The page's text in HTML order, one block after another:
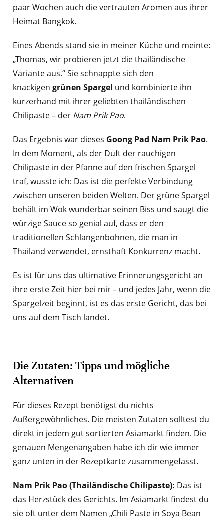
paar Wochen auch die vertrauten Aromen aus ihrer
Heimat Bangkok.
Eines Abends stand sie in meiner Küche und meinte:
„Thomas, wir probieren jetzt die thailändische
Variante aus.“ Sie schnappte sich den
knackigen grünen Spargel und kombinierte ihn
kurzerhand mit ihrer geliebten thailändischen
Chilipaste – der Nam Prik Pao.
Das Ergebnis war dieses Goong Pad Nam Prik Pao.
In dem Moment, als der Duft der rauchigen
Chilipaste in der Pfanne auf den frischen Spargel
traf, wusste ich: Das ist die perfekte Verbindung
zwischen unseren beiden Welten. Der grüne Spargel
behält im Wok wunderbar seinen Biss und saugt die
würzige Sauce so genial auf, dass er den
traditionellen Schlangenbohnen, die man in
Thailand verwendet, ernsthaft Konkurrenz macht.
Es ist für uns das ultimative Erinnerungsgericht an
ihre erste Zeit hier bei mir – und jedes Jahr, wenn die
Spargelzeit beginnt, ist es das erste Gericht, das bei
uns auf dem Tisch landet.
Die Zutaten: Tipps und mögliche
Alternativen
Für dieses Rezept benötigst du nichts
Außergewöhnliches. Die meisten Zutaten solltest du
direkt in jedem gut sortierten Asiamarkt finden. Die
genauen Mengenangaben habe ich dir wie immer
ganz unten in der Rezeptkarte zusammengefasst.
Nam Prik Pao (Thailändische Chilipaste): Das ist
das Herzstück des Gerichts. Im Asiamarkt findest du
sie oft unter dem Namen „Chili Paste in Soya Bean